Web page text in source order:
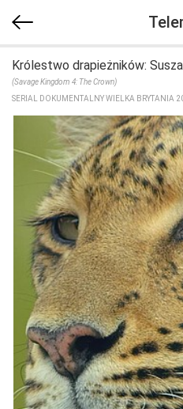
Królestwo drapieżników:
(Savage Kingdom 4: The Crown)
SERIAL DOKUMENTALNY WIELKA BRYTANIA